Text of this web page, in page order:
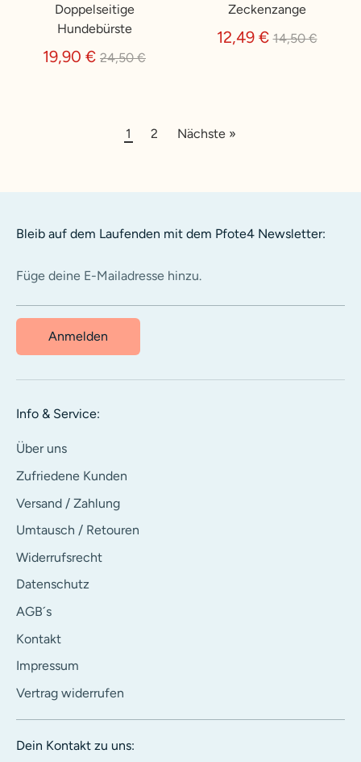
Doppelseitige
Hundebürste
19,90 € Normaler
24,50 €
Zeckenzange
12,49 €Normaler
14,50 €
1 2 Nächste »
Bleib auf dem Laufenden mit dem Pfote4 Newsletter:
Füge deine E-Mailadresse hinzu.
Anmelden
Info & Service:
Über uns
Zufriedene Kunden
Versand / Zahlung
Umtausch / Retouren
Widerrufsrecht
Datenschutz
AGB´s
Kontakt
Impressum
Vertrag widerrufen
Dein Kontakt zu uns: